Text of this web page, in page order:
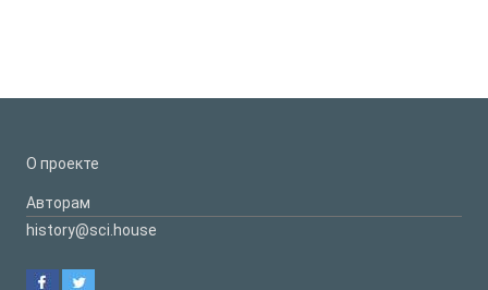
О проекте
Авторам
history@sci.house